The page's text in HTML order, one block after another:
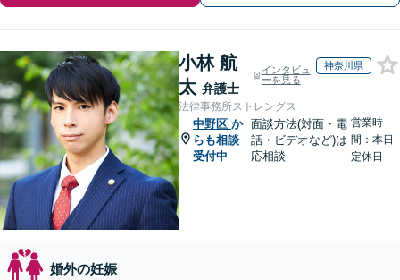
小林 航
太 弁護士
インタビュ
ーを見る
神奈川県
法律事務所ストレングス
中野区 か
らも相談
受付中
面談方法(対面・電
話・ビデオなど)は
応相談
営業時
間：本日
定休日
婚外の妊娠